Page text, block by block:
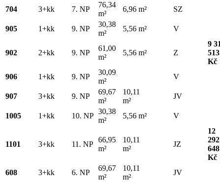
704 3+kk 7. NP
76,34
m²
6,96 m² SZ
905 1+kk 9. NP
30,38
m²
5,56 m² V
902 2+kk 9. NP
61,00
m²
5,56 m² Z
9
513
Kč
906
1+kk 9. NP
30,09
m²
V
907 3+kk 9. NP
69,67
m²
10,11
m²
JV
1005 1+kk 10. NP
30,38
m²
5,56 m² V
1101 3+kk 11. NP
66,95
m²
10,11
m²
JZ
12
292
648
Kč
608
3+kk 6. NP
69,67
m²
10,11
m²
JV